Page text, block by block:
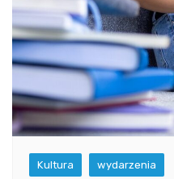
Kultura wydarzenia